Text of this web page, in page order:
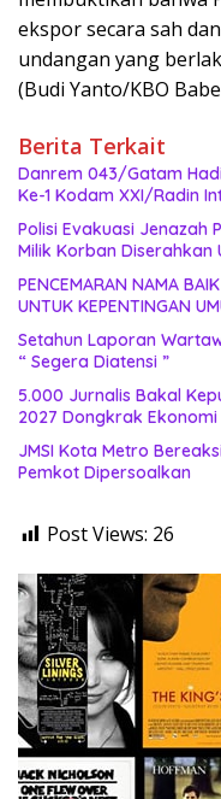
ekspor secara sah
undangan yang
(Budi Yanto/KBO
Berita Terkait
Danrem 043/Gatam
Ke-1 Kodam XXI/Radin
Polisi Evakuasi Jenazah
Milik Korban
PENCEMARAN NAMA
UNTUK KEPENTINGAN
Setahun Laporan
“ Segera Diatensi ”
5.000 Jurnalis Bakal
2027 Dongkrak
JMSI Kota Metro
Pemkot Dipersoalkan
Post Views: 26